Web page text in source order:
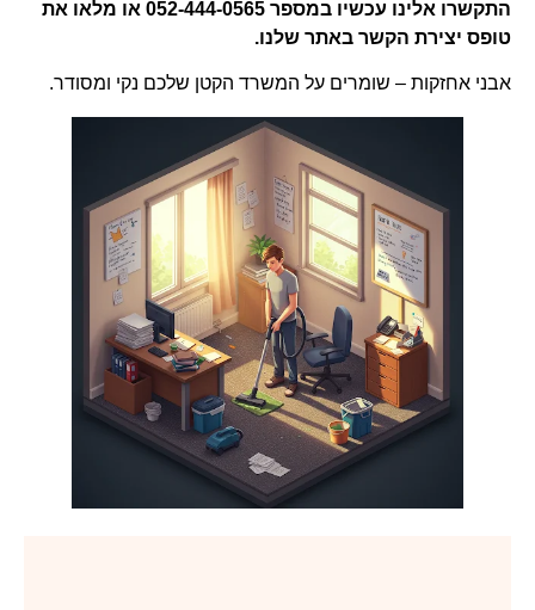
התקשרו אלינו עכשיו במספר 052-444-0565 או מלאו את
טופס יצירת הקשר באתר שלנו.
אבני אחזקות – שומרים על המשרד הקטן שלכם נקי ומסודר.